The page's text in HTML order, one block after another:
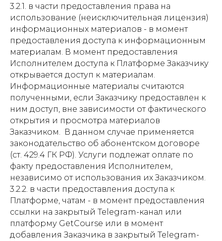
3.2.1. в части предоставления права на
использование (неисключительная лицензия)
информационных материалов - в момент
предоставления доступа к информационным
материалам. В момент предоставления
Исполнителем доступа к Платформе Заказчику
открывается доступ к материалам.
Информационные материалы считаются
полученными, если Заказчику предоставлен к
ним доступ, вне зависимости от фактического
открытия и просмотра материалов
Заказчиком. В данном случае применяется
законодательство об абонентском договоре
(ст. 429.4 ГК РФ). Услуги подлежат оплате по
факту предоставления Исполнителем,
независимо от использования их Заказчиком.
3.2.2. в части предоставления доступа к
Платформе, чатам - в момент предоставления
ссылки на закрытый Telegram-канал или
платформу GetCourse или в момент
добавления Заказчика в закрытый Telegram-